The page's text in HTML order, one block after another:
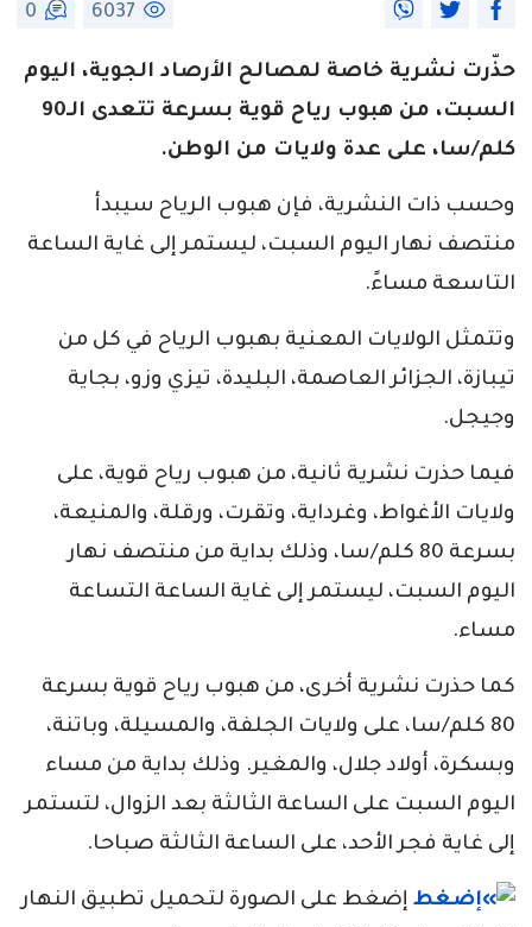
6037
0
حذّرت نشرية خاصة لمصالح الأرصاد الجوية، اليوم
السبت، من هبوب رياح قوية بسرعة تتعدى الـ90
كلم/سا، على عدة ولايات من الوطن.
وحسب ذات النشرية، فإن هبوب الرياح سيبدأ
منتصف نهار اليوم السبت، ليستمر إلى غاية الساعة
التاسعة مساءً.
وتتمثل الولايات المعنية بهبوب الرياح في كل من
تيبازة، الجزائر العاصمة، البليدة، تيزي وزو، بجاية
وجيجل.
فيما حذرت نشرية ثانية، من هبوب رياح قوية، على
ولايات الأغواط، وغرداية، وتقرت، ورقلة، والمنيعة،
بسرعة 80 كلم/سا، وذلك بداية من منتصف نهار
اليوم السبت، ليستمر إلى غاية الساعة التساعة
مساء.
كما حذرت نشرية أخرى، من هبوب رياح قوية بسرعة
80 كلم/سا، على ولايات الجلفة، والمسيلة، وباتنة،
وبسكرة، أولاد جلال، والمغير. وذلك بداية من مساء
اليوم السبت على الساعة الثالثة بعد الزوال، لتستمر
إلى غاية فجر الأحد، على الساعة الثالثة صباحا.
إضغط على الصورة لتحميل تطبيق النهار